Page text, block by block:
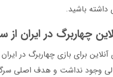
باشید.
در ایران از سال 1395 تا
های آنلاین برای بازی
وجود نداشت و هدف اصلی